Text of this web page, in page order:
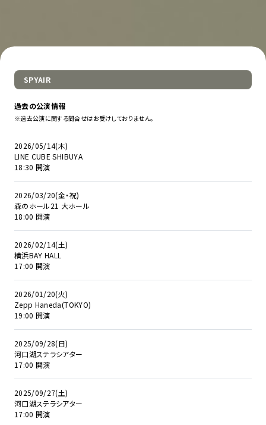
SPYAIR
過去の公演情報
※過去公演に関する問合せはお受けしておりません。
2026/05/14(木)
LINE CUBE SHIBUYA
18:30 開演
2026/03/20(金・祝)
森のホール21 大ホール
18:00 開演
2026/02/14(土)
横浜BAY HALL
17:00 開演
2026/01/20(火)
Zepp Haneda(TOKYO)
19:00 開演
2025/09/28(日)
河口湖ステラシアター
17:00 開演
2025/09/27(土)
河口湖ステラシアター
17:00 開演